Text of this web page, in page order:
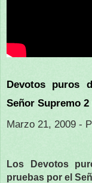
Devotos puros
Señor Supremo 2
Marzo 21, 2009 -
Los Devotos
pruebas por el